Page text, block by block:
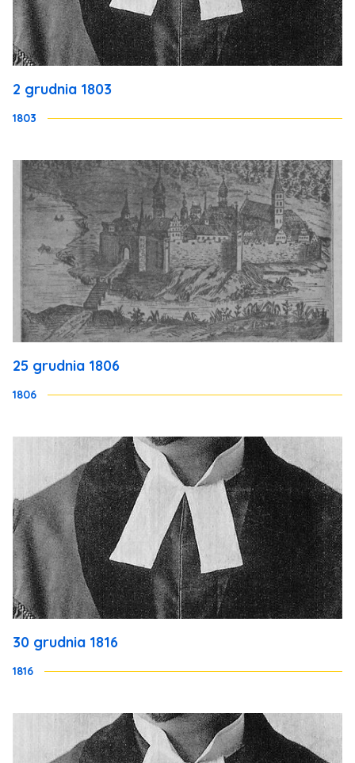
2 grudnia 1803
1803
25 grudnia 1806
1806
30 grudnia 1816
1816